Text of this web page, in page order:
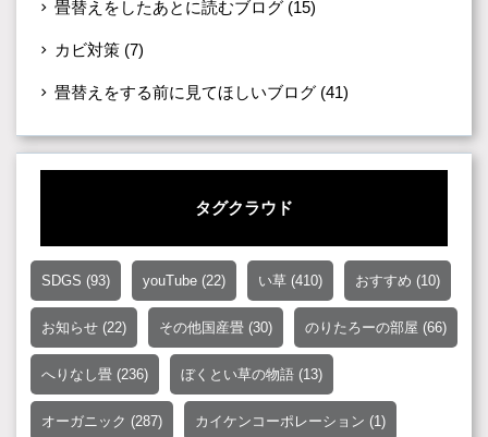
畳替えをしたあとに読むブログ (15)
カビ対策 (7)
畳替えをする前に見てほしいブログ (41)
タグクラウド
SDGS (93) youTube (22) い草 (410) おすすめ (10)
お知らせ (22) その他国産畳 (30) のりたろーの部屋 (66)
へりなし畳 (236) ぼくとい草の物語 (13)
オーガニック (287) カイケンコーポレーション (1)